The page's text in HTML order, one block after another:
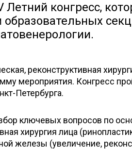
Летний конгресс,
реконструктивная
мероприятия. Конгресс
Петербурга.
ключевых вопросов по
хирургия лица
железы (увеличение,